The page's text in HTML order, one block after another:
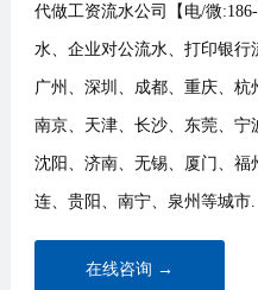
代做工资流水公司【电/微
水、企业对公流水、打印银行
广州、深圳、成都、重庆、杭
南京、天津、长沙、东莞、宁
沈阳、济南、无锡、厦门、
连、贵阳、南宁、泉州等城市.
在线咨询 →